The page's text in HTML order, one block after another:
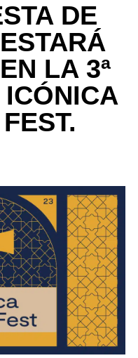
DE
LA 3ª